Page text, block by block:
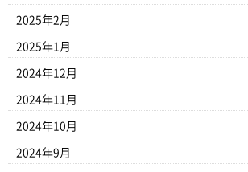
2025年2月
2025年1月
2024年12月
2024年11月
2024年10月
2024年9月